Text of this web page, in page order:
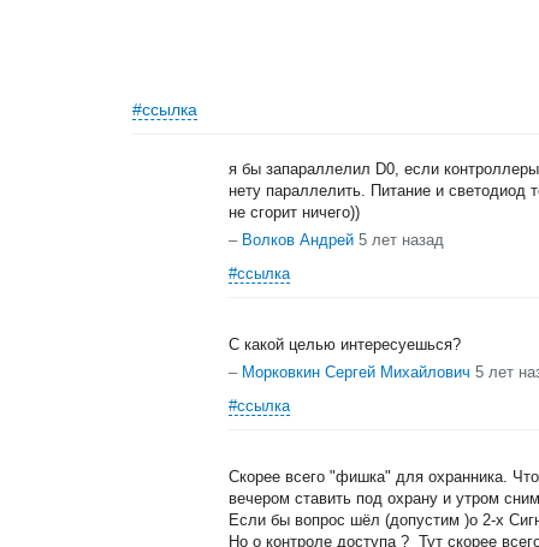
#ссылка
я бы запараллелил D0, если
нету параллелить. Питание и светодиод
не сгорит ничего))
– Волков Андрей 5 лет назад
#ссылка
С какой целью интересуешься?
– Морковкин Сергей Михайлович 5 лет
#ссылка
Скорее всего "фишка" для охранника.
вечером ставить под охрану и утром
Если бы вопрос шёл (допустим )о 2-х
Но о контроле доступа ? Тут скорее